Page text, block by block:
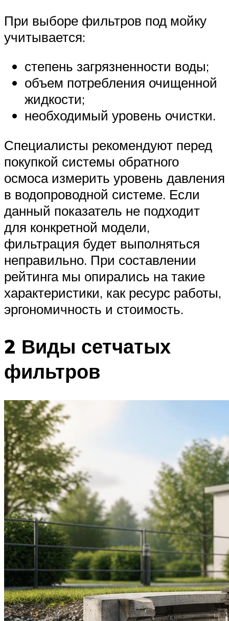
При выборе фильтров под мойку
учитывается:
степень загрязненности воды;
объем потребления очищенной
жидкости;
необходимый уровень очистки.
Специалисты рекомендуют перед
покупкой системы обратного
осмоса измерить уровень давления
в водопроводной системе. Если
данный показатель не подходит
для конкретной модели,
фильтрация будет выполняться
неправильно. При составлении
рейтинга мы опирались на такие
характеристики, как ресурс работы,
эргономичность и стоимость.
2 Виды сетчатых
фильтров